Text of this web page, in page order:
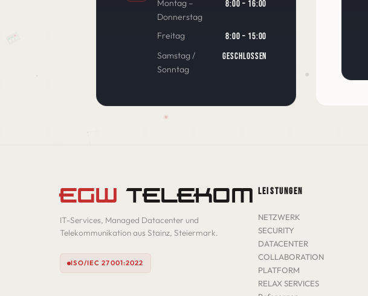
Montag –
Donnerstag
8:00 – 16:00
Freitag 8:00 – 15:00
Samstag /
Sonntag
geschlossen
EGW TELEKOM
IT-Services, Managed Datacenter und
Telekommunikation aus Stainz, Steiermark.
ISO/IEC 27001:2022
LEISTUNGEN
NETZWERK
SECURITY
DATACENTER
COLLABORATION
PLATFORM
RELAX SERVICES